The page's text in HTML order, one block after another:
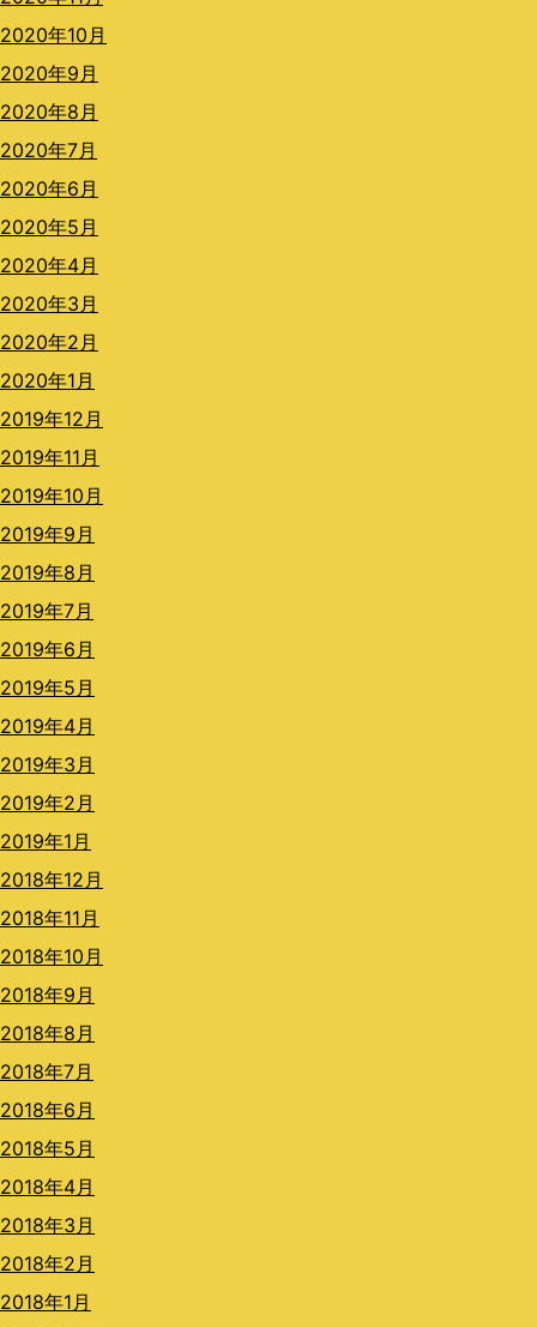
2020年10月
2020年9月
2020年8月
2020年7月
2020年6月
2020年5月
2020年4月
2020年3月
2020年2月
2020年1月
2019年12月
2019年11月
2019年10月
2019年9月
2019年8月
2019年7月
2019年6月
2019年5月
2019年4月
2019年3月
2019年2月
2019年1月
2018年12月
2018年11月
2018年10月
2018年9月
2018年8月
2018年7月
2018年6月
2018年5月
2018年4月
2018年3月
2018年2月
2018年1月